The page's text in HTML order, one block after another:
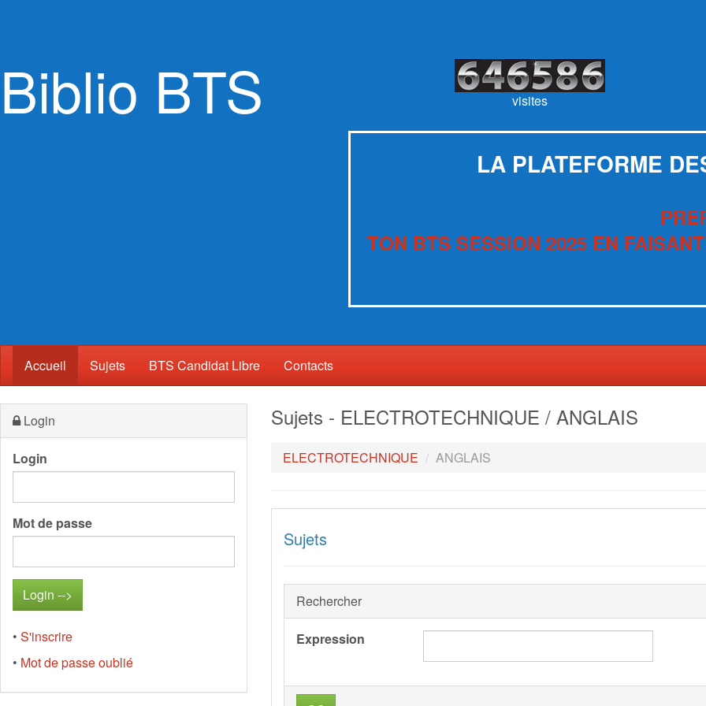
Biblio BTS visites
LA PLATEFORME
TON BTS SESSION 2025 EN
Accueil (current)
Sujets BTS Candidat Libre Contacts
Login
Login
Mot de passe
• S'inscrire
• Mot de passe oublié
Sujets - ELECTROTECHNIQUE / ANGLAIS
ELECTROTECHNIQUE ANGLAIS
Sujets
Rechercher
Expression